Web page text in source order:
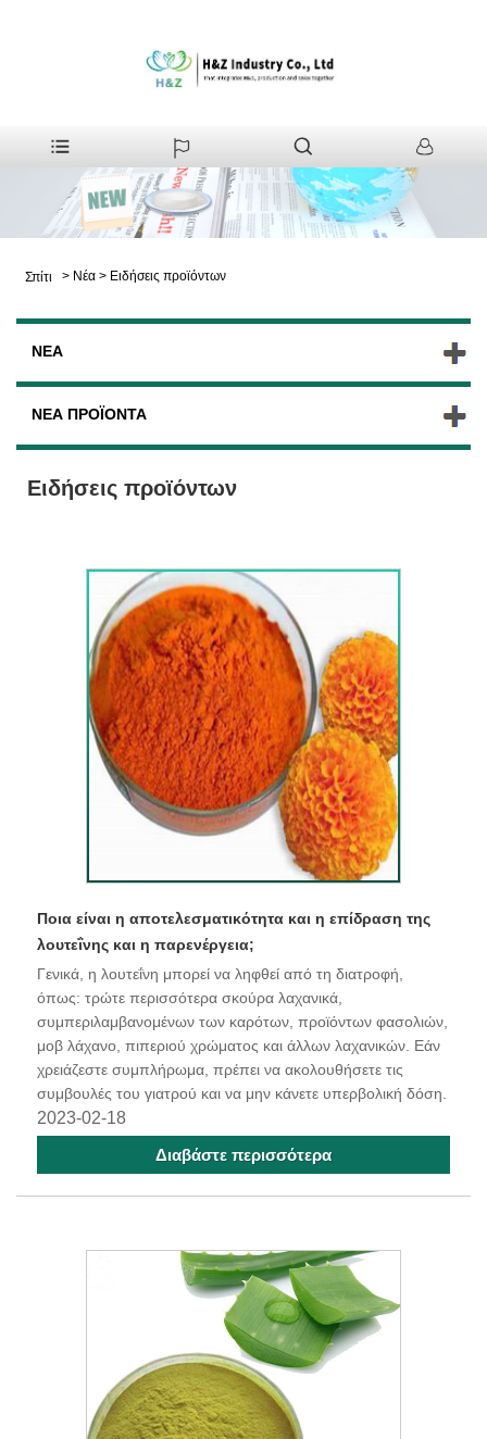
Σπίτι > Νέα > Ειδήσεις προϊόντων
ΝΈΑ
ΝΈΑ ΠΡΟΪΌΝΤΑ
Ειδήσεις προϊόντων
Ποια είναι η αποτελεσματικότητα και η επίδραση της
λουτεΐνης και η παρενέργεια;
Γενικά, η λουτεΐνη μπορεί να ληφθεί από τη διατροφή,
όπως: τρώτε περισσότερα σκούρα λαχανικά,
συμπεριλαμβανομένων των καρότων, προϊόντων φασολιών,
μοβ λάχανο, πιπεριού χρώματος και άλλων λαχανικών. Εάν
χρειάζεστε συμπλήρωμα, πρέπει να ακολουθήσετε τις
συμβουλές του γιατρού και να μην κάνετε υπερβολική δόση.
2023-02-18
Διαβάστε περισσότερα